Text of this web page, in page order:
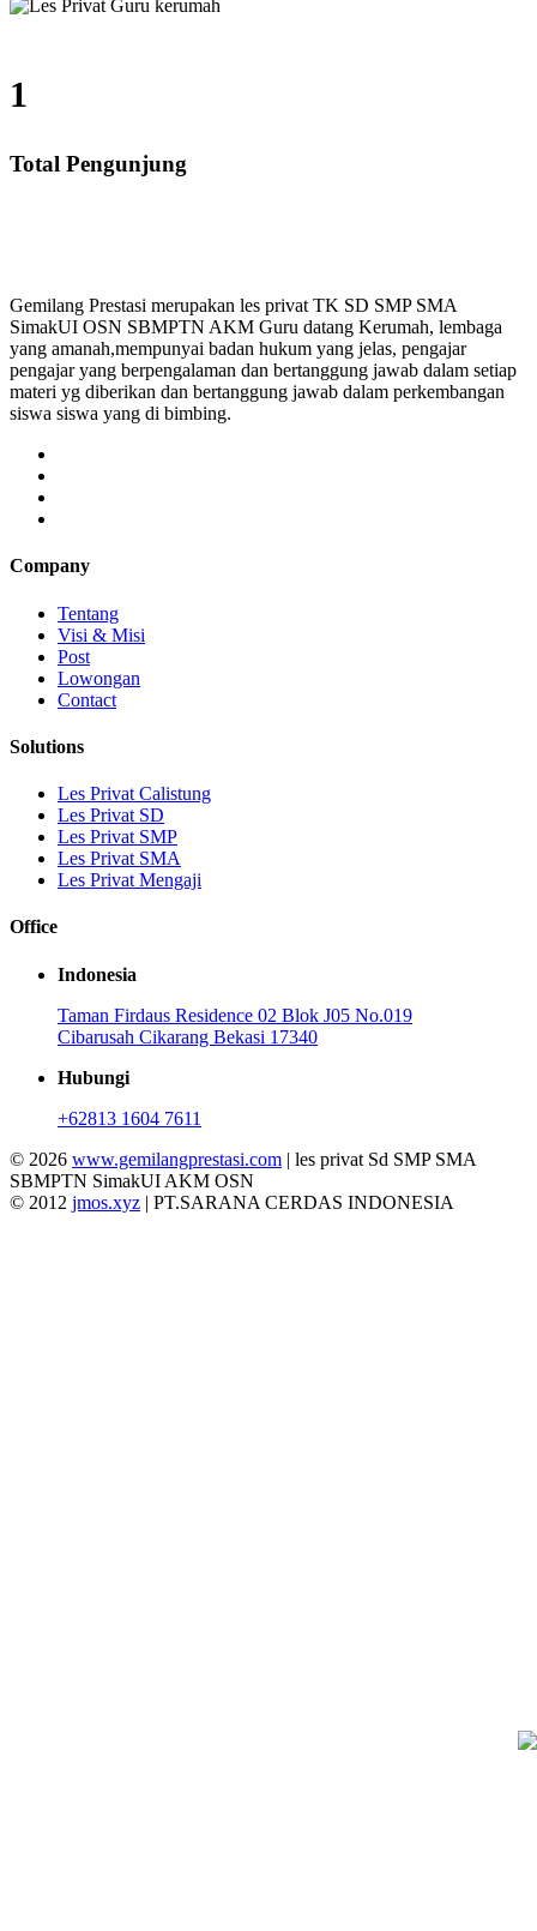
1
Total Pengunjung
Gemilang Prestasi merupakan les privat TK SD SMP SMA
SimakUI OSN SBMPTN AKM Guru datang Kerumah, lembaga
yang amanah,mempunyai badan hukum yang jelas, pengajar
pengajar yang berpengalaman dan bertanggung jawab dalam setiap
materi yg diberikan dan bertanggung jawab dalam perkembangan
siswa siswa yang di bimbing.
Company
Tentang
Visi & Misi
Post
Lowongan
Contact
Solutions
Les Privat Calistung
Les Privat SD
Les Privat SMP
Les Privat SMA
Les Privat Mengaji
Office
Indonesia
Taman Firdaus Residence 02 Blok J05 No.019
Cibarusah Cikarang Bekasi 17340
Hubungi
+62813 1604 7611
© 2026 www.gemilangprestasi.com | les privat Sd SMP SMA
SBMPTN SimakUI AKM OSN
© 2012 jmos.xyz | PT.SARANA CERDAS INDONESIA